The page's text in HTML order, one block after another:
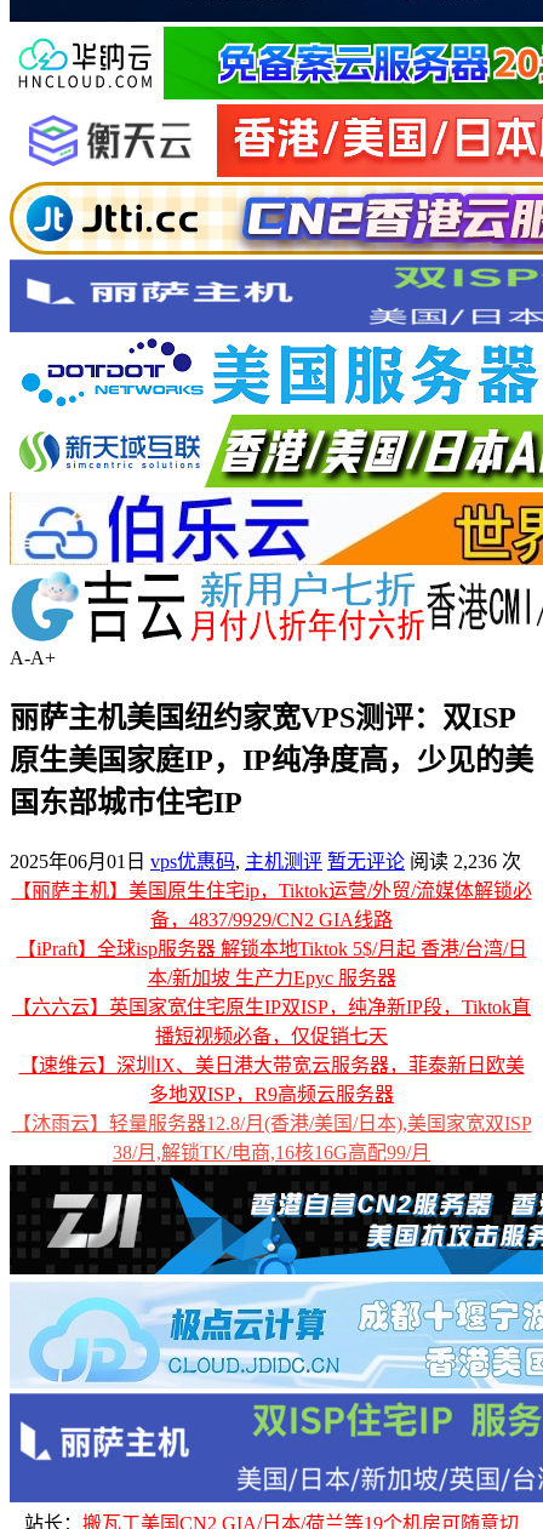
A-A+
丽萨主机美国纽约家宽VPS测评：双ISP
原生美国家庭IP，IP纯净度高，少见的美
国东部城市住宅IP
2025年06月01日 vps优惠码, 主机测评 暂无评论 阅读 2,236 次
【丽萨主机】美国原生住宅ip，Tiktok运营/外贸/流媒体解锁必
备，4837/9929/CN2 GIA线路
【iPraft】全球isp服务器 解锁本地Tiktok 5$/月起 香港/台湾/日
本/新加坡 生产力Epyc 服务器
【六六云】英国家宽住宅原生IP双ISP，纯净新IP段，Tiktok直
播短视频必备，仅促销七天
【速维云】深圳IX、美日港大带宽云服务器，菲泰新日欧美
多地双ISP，R9高频云服务器
【沐雨云】轻量服务器12.8/月(香港/美国/日本),美国家宽双ISP
38/月,解锁TK/电商,16核16G高配99/月
站长： 搬瓦工美国CN2 GIA/日本/荷兰等19个机房可随意切